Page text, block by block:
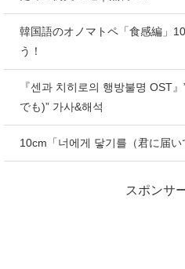
韓国語のオノマトペ「食感編」
う！
『센과 치히로의 행방불명 OST
でも)” 가사&해석
10cm「너에게 닿기를（君に届
スポンサ